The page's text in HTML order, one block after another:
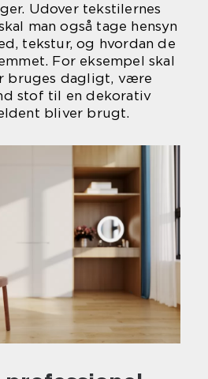
Udover tekstilernes
man også tage hensyn
tekstur, og hvordan de
For eksempel skal
bruges dagligt, være
stof til en dekorativ
bliver brugt.